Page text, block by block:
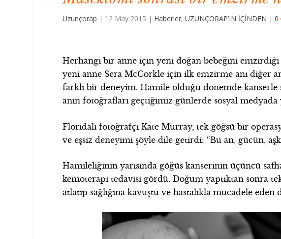
Uzunçorap | 12 May 2015 | Haberler,UZUNÇORAP’IN İÇİNDEN |0
Herhangi bir anne için yeni doğan bebeğini
yeni anne Sera McCorkle için ilk emzirme anı diğer
farklı bir deneyim. Hamile olduğu dönemde
anın fotoğrafları geçtiğimiz günlerde sosyal medyada
Floridalı fotoğrafçı Kate Murray, tek göğsü bir
ve eşsiz deneyimi şöyle dile getirdi: “Bu an, gücün,
Hamileliğinin yarısında göğüs kanserinin üçüncü
kemoterapi tedavisi gördü. Doğum yaptıktan sonra
atlatıp sağlığına kavuştu ve hastalıkla mücadele